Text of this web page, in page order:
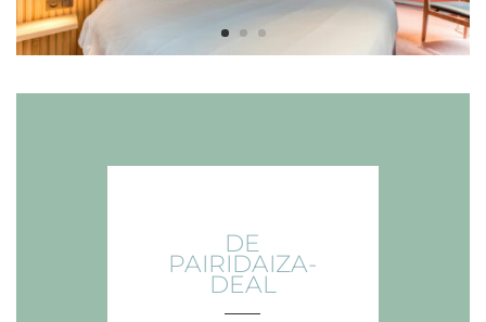
DE
PAIRIDAIZA-
DEAL
___